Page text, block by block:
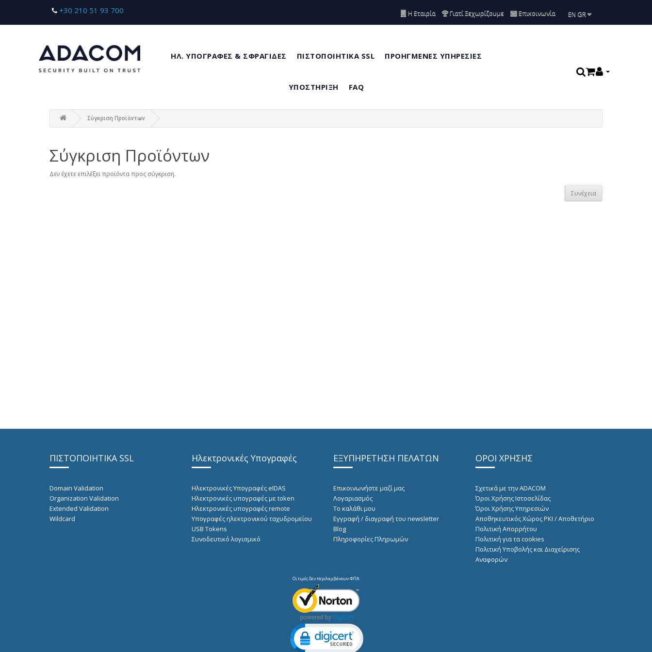
+30 210 51 93 700 Η Εταιρία Γιατί Ξεχωρίζουμε Επικοινωνία ΕΝ GR
ΗΛ. ΥΠΟΓΡΑΦΕΣ & ΣΦΡΑΓΙΔΕΣ ΠΙΣΤΟΠΟΙΗΤΙΚΑ SSL ΠΡΟΗΓΜΕΝΕΣ ΥΠΗΡΕΣΙΕΣ
ΥΠΟΣΤΗΡΙΞΗ FAQ
Σύγκριση Προϊόντων
Σύγκριση Προϊόντων
Δεν έχετε επιλέξει προϊόντα προς σύγκριση.
Συνέχεια
ΠΙΣΤΟΠΟΙΗΤΙΚΑ SSL
Domain Validation
Organization Validation
Extended Validation
Wildcard
Ηλεκτρονικές Υπογραφές
Ηλεκτρονικές Υπογραφές eIDAS
Ηλεκτρονικές υπογραφές με token
Hλεκτρονικές υπογραφές remote
Υπογραφές ηλεκτρονικού ταχυδρομείου
USB Tokens
Συνοδευτικό λογισμικό
ΕΞΥΠΗΡΕΤΗΣΗ ΠΕΛΑΤΩΝ
Επικοινωνήστε μαζί μας
Λογαριασμός
Το καλάθι μου
Εγγραφή / διαγραφή του newsletter
Blog
Πληροφορίες Πληρωμών
ΟΡΟΙ ΧΡΗΣΗΣ
Σχετικά με την ADACOM
Όροι Χρήσης Ιστοσελίδας
Όροι Χρήσης Υπηρεσιών
Αποθηκευτικός Χώρος PKI / Αποθετήριο
Πολιτική Απορρήτου
Πολιτική για τα cookies
Πολιτική Υποβολής και Διαχείρισης
Αναφορών
Οι τιμές δεν περιλαμβάνουν ΦΠΑ
Click to open certificate verification popup